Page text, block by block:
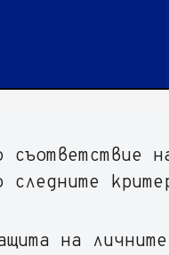
съответствие
следните
на личните